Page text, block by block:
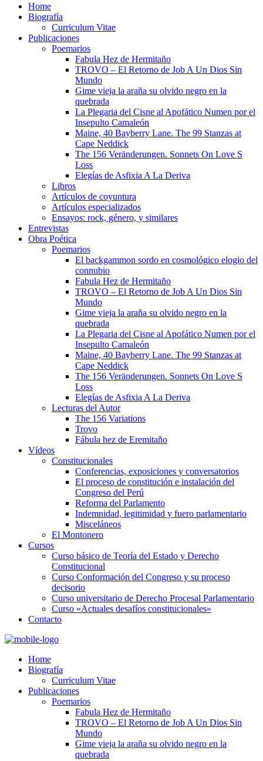
Home
Biografía
Curriculum Vitae​
Publicaciones
Poemarios
Fabula Hez de Hermitaño
TROVO – El Retorno de Job A Un Dios Sin
Mundo
Gime vieja la araña su olvido negro en la
quebrada
La Plegaria del Cisne al Apofático Numen por el
Insepulto Camaleón
Maine, 40 Bayberry Lane. The 99 Stanzas at
Cape Neddick
The 156 Veränderungen. Sonnets On Love S
Loss
Elegías de Asfixia A La Deriva
Libros
Artículos de coyuntura
Artículos especializados
Ensayos: rock, género, y similares
Entrevistas
Obra Poética
Poemarios
El backgammon sordo en cosmológico elogio del
connubio
Fabula Hez de Hermitaño
TROVO – El Retorno de Job A Un Dios Sin
Mundo
Gime vieja la araña su olvido negro en la
quebrada
La Plegaria del Cisne al Apofático Numen por el
Insepulto Camaleón
Maine, 40 Bayberry Lane. The 99 Stanzas at
Cape Neddick
The 156 Veränderungen. Sonnets On Love S
Loss
Elegías de Asfixia A La Deriva
Lecturas del Autor
The 156 Variations
Trovo
Fábula hez de Eremitaño
Vídeos
Constitucionales
Conferencias, exposiciones y conversatorios
El proceso de constitución e instalación del
Congreso del Perú
Reforma del Parlamento
Indemnidad, legitimidad y fuero parlamentario
Misceláneos
El Montonero
Cursos
Curso básico de Teoría del Estado y Derecho
Constitucional
Curso Conformación del Congreso y su proceso
decisorio
Curso universitario de Derecho Procesal Parlamentario
Curso «Actuales desafíos constitucionales»
Contacto
Home
Biografía
Curriculum Vitae​
Publicaciones
Poemarios
Fabula Hez de Hermitaño
TROVO – El Retorno de Job A Un Dios Sin
Mundo
Gime vieja la araña su olvido negro en la
quebrada